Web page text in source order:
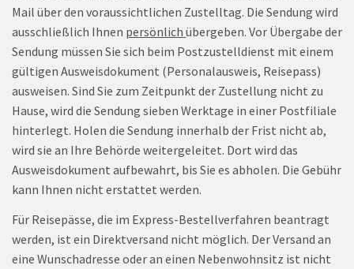
Mail über den voraussichtlichen Zustelltag. Die Sendung wird
ausschließlich Ihnen persönlich übergeben. Vor Übergabe der
Sendung müssen Sie sich beim Postzustelldienst mit einem
gültigen Ausweisdokument (Personalausweis, Reisepass)
ausweisen. Sind Sie zum Zeitpunkt der Zustellung nicht zu
Hause, wird die Sendung sieben Werktage in einer Postfiliale
hinterlegt. Holen die Sendung innerhalb der Frist nicht ab,
wird sie an Ihre Behörde weitergeleitet. Dort wird das
Ausweisdokument aufbewahrt, bis Sie es abholen. Die Gebühr
kann Ihnen nicht erstattet werden.
Für Reisepässe, die im Express-Bestellverfahren beantragt
werden, ist ein Direktversand nicht möglich. Der Versand an
eine Wunschadresse oder an einen Nebenwohnsitz ist nicht